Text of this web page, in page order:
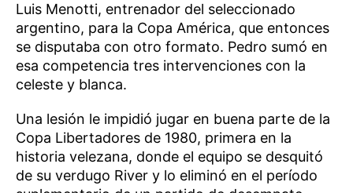
Luis Menotti, entrenador del seleccionado
argentino, para la Copa América, que entonces
se disputaba con otro formato. Pedro sumó en
esa competencia tres intervenciones con la
celeste y blanca.
Una lesión le impidió jugar en buena parte de la
Copa Libertadores de 1980, primera en la
historia velezana, donde el equipo se desquitó
de su verdugo River y lo eliminó en el período